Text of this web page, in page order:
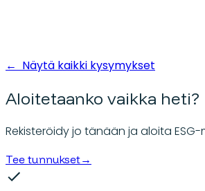
← Näytä kaikki kysymykset
Aloitetaanko vaikka heti?
Rekisteröidy jo tänään ja aloita ESG-
Tee tunnukset→